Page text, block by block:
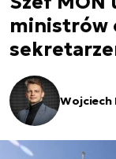
ministrów
Wojciech